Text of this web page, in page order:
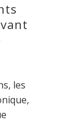
les